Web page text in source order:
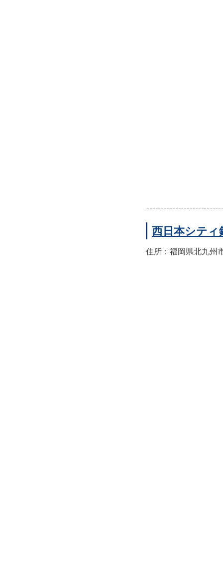
西日本シティ
住所：福岡県北九州